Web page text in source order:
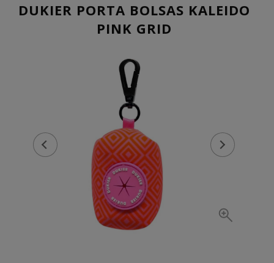
DUKIER PORTA BOLSAS KALEIDO
PINK GRID